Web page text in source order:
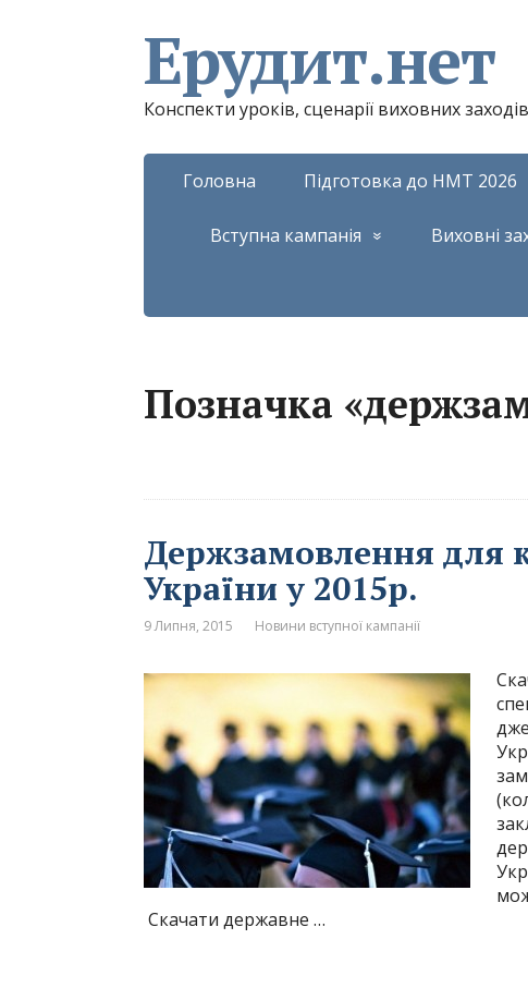
Ерудит.нет
Конспекти уроків, сценарії виховних
Головна Підготовка до НМТ 2026
Вступна кампанія Виховні
Позначка
Держзамовлення для
України у 2015р.
9 Липня, 2015 Новини вступної кампанії
Скачати державне …